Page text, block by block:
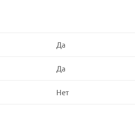
Да
Да
Нет